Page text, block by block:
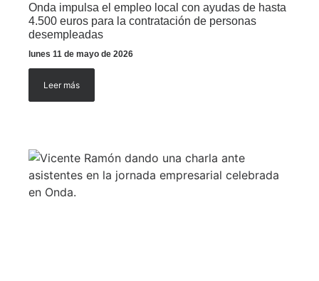
Onda impulsa el empleo local con ayudas de hasta
4.500 euros para la contratación de personas
desempleadas
lunes 11 de mayo de 2026
Leer más